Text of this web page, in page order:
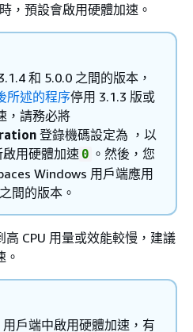
，預設會啟用硬體加速。
和 5.0.0 之間的版本，
所述的程序停用 3.1.3 版或
，請務必將
登錄機碼設定為 ，以
用硬體加速 0 。然後，您
Windows 用戶端應用
間的版本。
CPU 用量或效能較慢，建議
戶端中啟用硬體加速，有